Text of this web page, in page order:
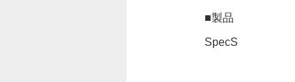
■製品
SpecS